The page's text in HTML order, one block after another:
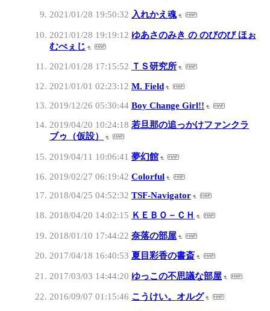
2021/01/28 19:50:32 入れかえ魂
2021/01/28 19:19:12 ゆあさのみき の のびのび ほぉ
むぺぇじ
2021/01/28 17:15:52 ＴＳ研究所
2021/01/01 02:23:12 M. Field
2019/12/26 05:30:44 Boy Change Girl!!
2019/04/20 10:24:18 若旦那の追っかけファンクラ
ブゥ（仮設）
2019/04/11 10:06:41 夢幻館
2019/02/27 06:19:42 Colorful
2018/04/25 04:52:32 TSF-Navigator
2018/04/20 14:02:15 ＫＥＢＯ－ＣＨ
2018/01/10 17:44:22 奈落の部屋
2017/04/18 16:40:53 夏目彩香の書斎
2017/03/03 14:44:20 ゆっこの不思議な部屋
2016/09/07 01:15:46 こうけい。オルグ